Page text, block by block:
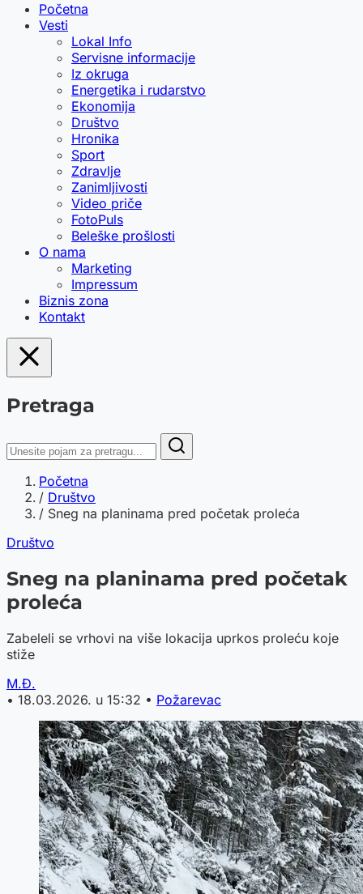
Početna
Vesti
Lokal Info
Servisne informacije
Iz okruga
Energetika i rudarstvo
Ekonomija
Društvo
Hronika
Sport
Zdravlje
Zanimljivosti
Video priče
FotoPuls
Beleške prošlosti
O nama
Marketing
Impressum
Biznis zona
Kontakt
Pretraga
Početna
/ Društvo
/ Sneg na planinama pred početak proleća
Društvo
Sneg na planinama pred početak
proleća
Zabeleli se vrhovi na više lokacija uprkos proleću koje
stiže
M.Đ.
• 18.03.2026. u 15:32 • Požarevac